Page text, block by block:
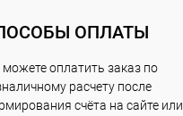
ОПЛАТЫ
оплатить заказ по
расчету после
счёта на сайте или